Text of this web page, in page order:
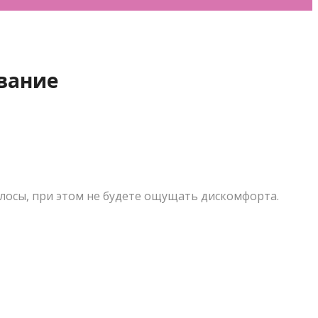
при этом не будете ощущать дискомфорта.